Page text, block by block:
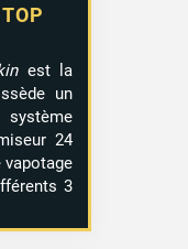
est la
un
24
vapotage
3